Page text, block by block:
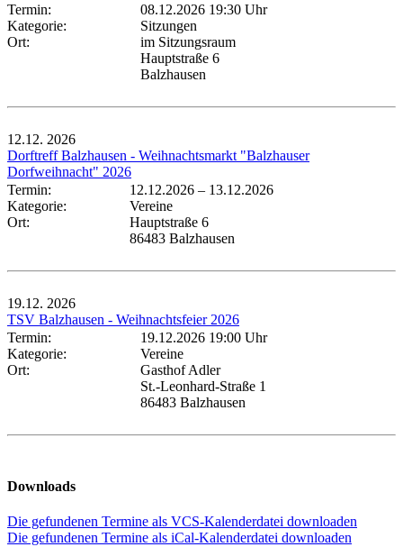
Termin:
08.12.2026 19:30 Uhr
Kategorie:
Sitzungen
Ort:
im Sitzungsraum
Hauptstraße 6
Balzhausen
12.12. 2026
Dorftreff Balzhausen - Weihnachtsmarkt "Balzhauser
Dorfweihnacht" 2026
Termin:
12.12.2026 – 13.12.2026
Kategorie:
Vereine
Ort:
Hauptstraße 6
86483 Balzhausen
19.12. 2026
TSV Balzhausen - Weihnachtsfeier 2026
Termin:
19.12.2026 19:00 Uhr
Kategorie:
Vereine
Ort:
Gasthof Adler
St.-Leonhard-Straße 1
86483 Balzhausen
Downloads
Die gefundenen Termine als VCS-Kalenderdatei downloaden
Die gefundenen Termine als iCal-Kalenderdatei downloaden